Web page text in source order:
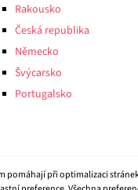
Rakousko
Česká republika
Německo
Švýcarsko
Portugalsko
při optimalizaci